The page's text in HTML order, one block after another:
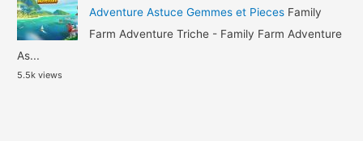
Adventure Astuce Gemmes et Pieces Family
Farm Adventure Triche - Family Farm Adventure
As...
5.5k views